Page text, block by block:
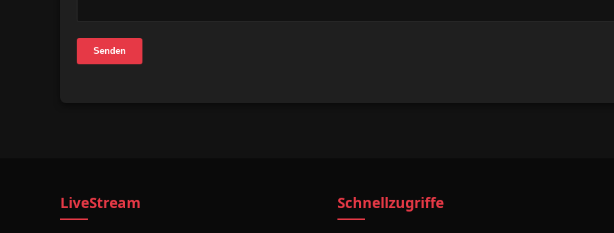
Senden
LiveStream Schnellzugriffe